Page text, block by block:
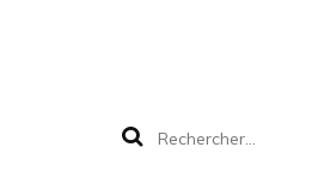
Rechercher :